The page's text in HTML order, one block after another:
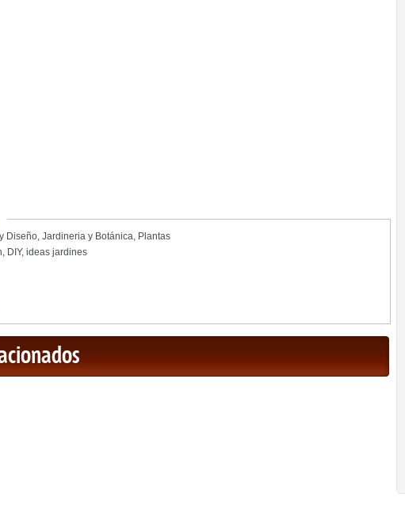
Diseño, Jardineria y Botánica, Plantas
, DIY, ideas jardines